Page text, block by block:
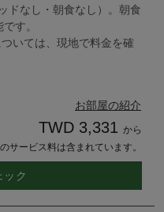
ドなし・朝食なし）。朝食
す。
いては、現地で料金を確
お部屋の紹介
TWD 3,331 から
サービス料は含まれています。
ック